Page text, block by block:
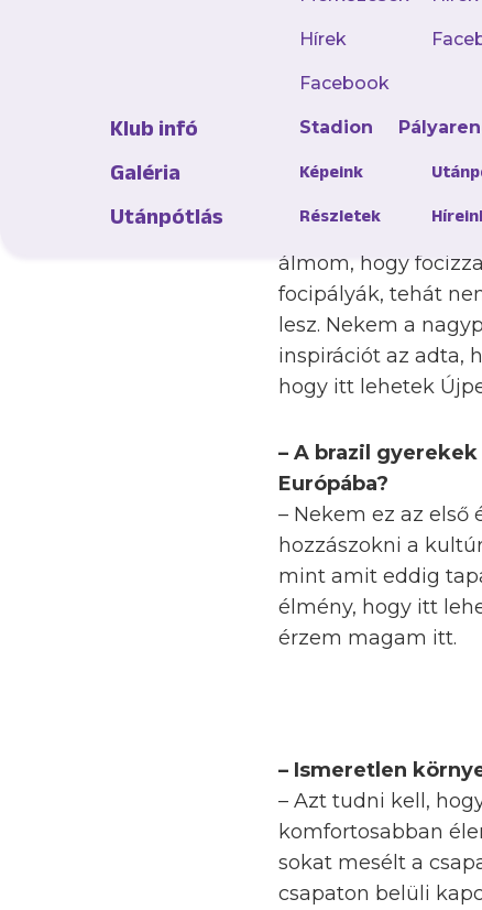
Hírek
Facebook
Klub infó Stadion
Galéria Képeink
Utánpótlás Részletek
– Brazíliában a
– Már gyerekként
voltam, a Missal
álmom, hogy
focipályák, tehát
lesz. Nekem a
inspirációt az adta,
hogy itt lehetek
– A brazil
Európába?
– Nekem ez az
hozzászokni a
mint amit eddig
élmény, hogy itt
érzem magam itt.
– Ismeretlen
– Azt tudni kell,
komfortosabban
sokat mesélt a
csapaton belüli